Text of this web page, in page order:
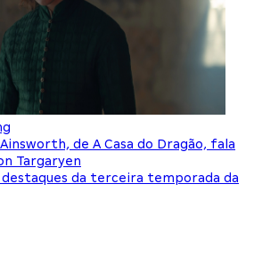
de A Casa do Dragão, fala
Targaryen
da terceira temporada da